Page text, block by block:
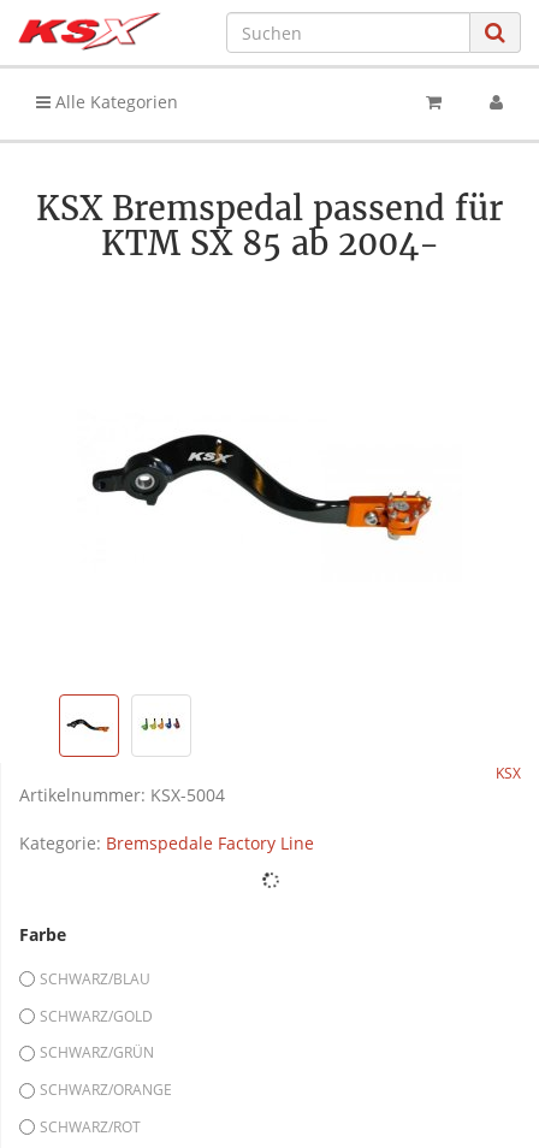
Alle Kategorien
KSX Bremspedal passend für
KTM SX 85 ab 2004-
KSX
Artikelnummer: KSX-5004
Kategorie: Bremspedale Factory Line
Farbe
SCHWARZ/BLAU
SCHWARZ/GOLD
SCHWARZ/GRÜN
SCHWARZ/ORANGE
SCHWARZ/ROT